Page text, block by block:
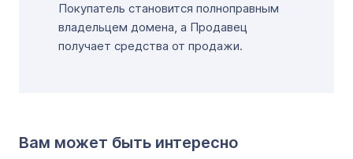
Покупатель становится полноправным
владельцем домена, а Продавец
получает средства от продажи.
Вам может быть интересно